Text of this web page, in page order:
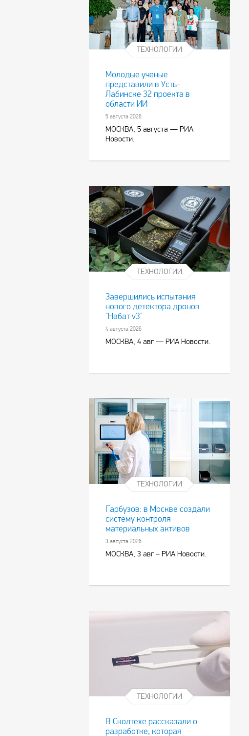
ТЕХНОЛОГИИ
Молодые ученые
представили в Усть-
Лабинске 32 проекта в
области ИИ
5 августа 2026
МОСКВА, 5 августа — РИА
Новости.
ТЕХНОЛОГИИ
Завершились испытания
нового детектора дронов
"Набат v3"
4 августа 2026
МОСКВА, 4 авг — РИА Новости.
ТЕХНОЛОГИИ
Гарбузов: в Москве создали
систему контроля
материальных активов
3 августа 2026
МОСКВА, 3 авг – РИА Новости.
ТЕХНОЛОГИИ
В Сколтехе рассказали о
разработке, которая